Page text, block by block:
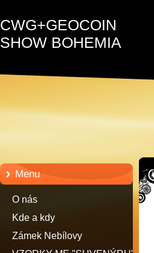
CWG+GEOCOIN
SHOW BOHEMIA
Menu
O nás
Kde a kdy
Zámek Nebílovy